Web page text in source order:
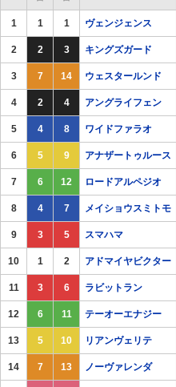
1 1 1 ヴェンジェンス
2 2 3 キングズガード
3 7 14 ウェスタールンド
4 2 4 アングライフェン
5 4 8 ワイドファラオ
6 5 9 アナザートゥルース
7 6 12 ロードアルペジオ
8 4 7 メイショウスミトモ
9 3 5 スマハマ
10 1 2 アドマイヤビクター
11 3 6 ラビットラン
12 6 11 テーオーエナジー
13 5 10 リアンヴェリテ
14 7 13 ノーヴァレンダ